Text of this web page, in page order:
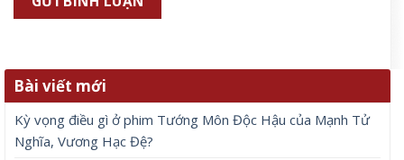
Bài viết mới
Kỳ vọng điều gì ở phim Tướng Môn Độc Hậu của Mạnh Tử
Nghĩa, Vương Hạc Đệ?